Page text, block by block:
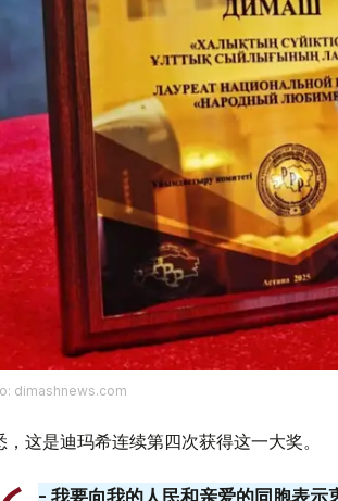
dimashnews.com
，这是迪玛希连续第四次获得这一大奖。